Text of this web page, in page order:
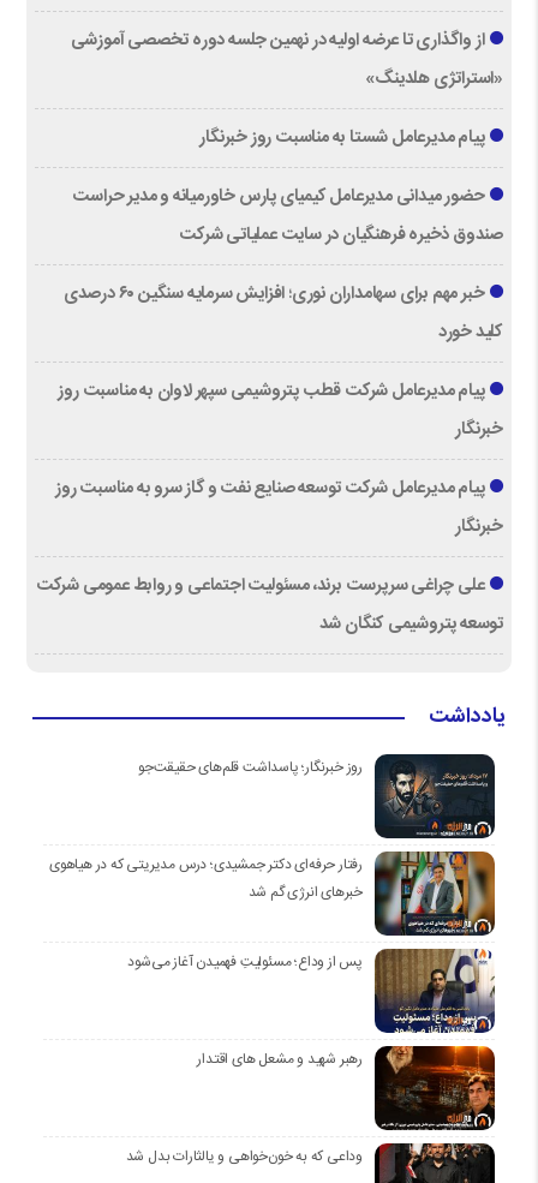
از واگذاری تا عرضه اولیه در نهمین جلسه دوره تخصصی آموزشی
«استراتژی هلدینگ»
پیام مدیرعامل شستا به مناسبت روز خبرنگار
حضور میدانی مدیرعامل کیمیای پارس خاورمیانه و مدیر حراست
صندوق ذخیره فرهنگیان در سایت عملیاتی شرکت
خبر مهم برای سهامداران نوری؛ افزایش سرمایه سنگین ۶۰ درصدی
کلید خورد
پیام مدیرعامل شرکت قطب پتروشیمی سپهر لاوان به مناسبت روز
خبرنگار
پیام مدیرعامل شرکت توسعه صنایع نفت و گاز سرو به مناسبت روز
خبرنگار
علی چراغی سرپرست برند، مسئولیت اجتماعی و روابط عمومی شرکت
توسعه پتروشیمی کنگان شد
یادداشت
روز خبرنگار؛ پاسداشت قلم‌های حقیقت‌جو
رفتار حرفه‌ای دکتر جمشیدی؛ درس مدیریتی که در هیاهوی
خبرهای انرژی گم شد
پس از وداع؛ مسئولیتِ فهمیدن آغاز می‌شود
رهبر شهید و مشعل های اقتدار
وداعی که به خون‌خواهی و یالثارات بدل شد